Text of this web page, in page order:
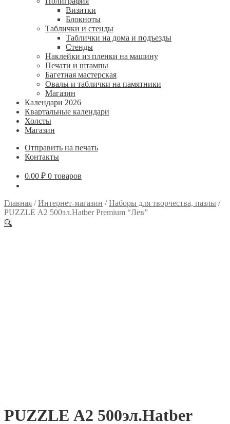
Визитки
Блокноты
Таблички и стенды
Таблички на дома и подъезды
Стенды
Наклейки из пленки на машину
Печати и штампы
Багетная мастерская
Овалы и таблички на памятники
Магазин
Календари 2026
Квартальные календари
Холсты
Магазин
Отправить на печать
Контакты
0.00 ₽ 0 товаров
Главная /Интернет-магазин /Наборы для творчества, пазлы /
PUZZLE А2 500эл.Hatber Premium “Лев”
🔍
PUZZLE А2 500эл.Hatber